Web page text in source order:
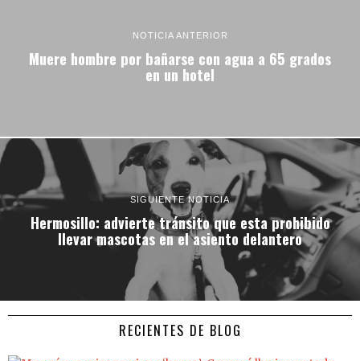
NOTICIA ANTERIOR
Muere hombre por bañarse con agua a 65 grados
en un hotel
SIGUIENTE NOTICIA
Hermosillo: advierte tránsito que esta prohibido
llevar mascotas en el asiento delantero
RECIENTES DE BLOG